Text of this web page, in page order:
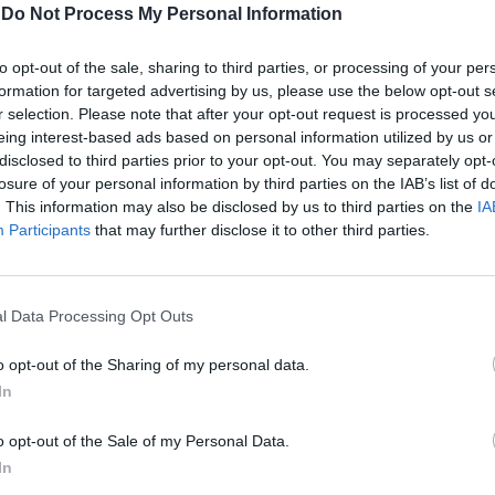
Do Not Process My Personal Information
opt-out of the sale, sharing to third parties, or processing of your
for targeted advertising by us, please use the below opt-out
selection. Please note that after your opt-out request is processed
interest-based ads based on personal information utilized by us
to third parties prior to your opt-out. You may separately
of your personal information by third parties on the IAB’s list of
This information may also be disclosed by us to third parties on the
Participants that may further disclose it to other third parties.
Data Processing Opt Outs
opt-out of the Sharing of my personal data.
opt-out of the Sale of my Personal Data.
con un paio di forbici, si fece
di sorveglianza hanno fatto risalire a lui.
Controlli minicar all'uscita delle scuole
le minicar e neopatentati al centro dei
l'altro ieri dagli agenti delle Volanti. I
sono stati dislocati a Ponte Milvio e
concomitanza con gli orari di maggiore
veicoli all'uscita di scuola. Sono state
vetture sottoposte a ispezioni e verifiche
Oltre 50 le carte di circolazione
sono 10 auto sprovviste di copertura
due campi abusivi 4«Lo sgombero
mattina sul lungotevere Dante ha
diversi accampamenti di fortuna su un
due chilometri della sponda del fiume.
Rudy Giuliani a Come States?
americana